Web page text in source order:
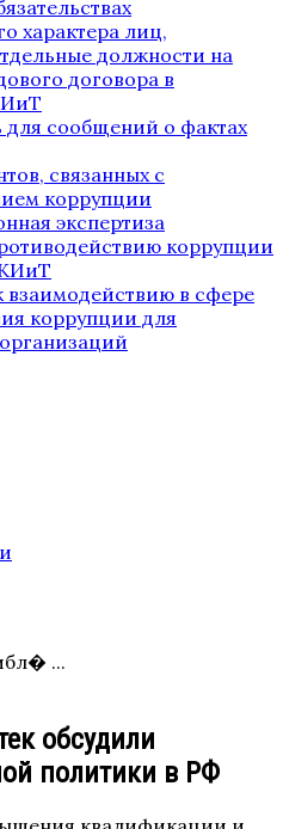
характера лиц,
должности на
договора в
для сообщений о фактах
связанных с
коррупции
экспертиза
коррупции
в сфере
коррупции для
...
обсудили
политики в РФ